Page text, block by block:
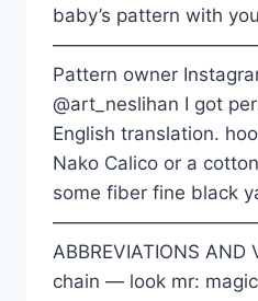
baby’s pattern with
Pattern owner
@art_neslihan I got
English translation.
Nako Calico or a
some fiber fine black
ABBREVIATIONS AND
chain — look mr: